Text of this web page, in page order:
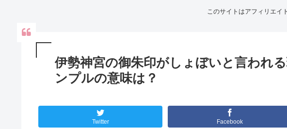
このサイトはアフィリエイ
伊勢神宮の御朱印がしょぼいと言われ
ンプルの意味は？
Twitter Facebook